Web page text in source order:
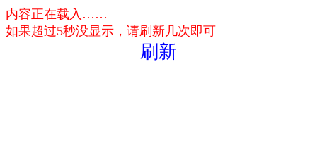
内容正在载入……
如果超过5秒没显示，请刷新几次即可
刷新